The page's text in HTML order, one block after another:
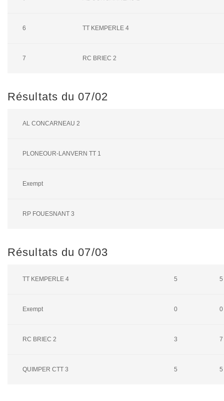
6 TT KEMPERLE 4
7 RC BRIEC 2
Résultats du 07/02
AL CONCARNEAU 2
PLONEOUR-LANVERN TT 1
Exempt
RP FOUESNANT 3
Résultats du 07/03
TT KEMPERLE 4 5 5
Exempt 0 0
RC BRIEC 2 3 7
QUIMPER CTT 3 5 5